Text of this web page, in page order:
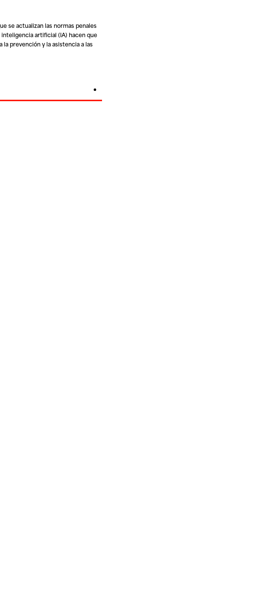
se actualizan las normas penales
artificial (IA) hacen que
prevención y la asistencia a las